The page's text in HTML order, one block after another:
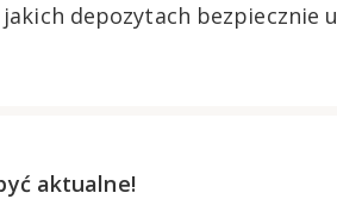
depozytach bezpiecznie
aktualne!